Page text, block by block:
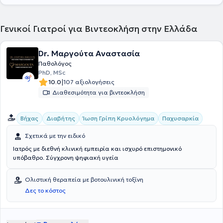
Γενικοί Γιατροί για Βιντεοκλήση στην Ελλάδα
Dr. Μαργούτα Αναστασία
Παθολόγος
PhD, MSc
10.0|107 αξιολογήσεις
Διαθεσιμότητα για βιντεοκλήση
Βήχας Διαβήτης Ίωση Γρίπη Κρυολόγημα Παχυσαρκία
Σχετικά με την ειδικό
Ιατρός με διεθνή κλινική εμπειρία και ισχυρό επιστημονικό
υπόβαθρο. Σύγχρονη ψηφιακή υγεία
Ολιστική θεραπεία με βοτουλινική τοξίνη
Δες το κόστος